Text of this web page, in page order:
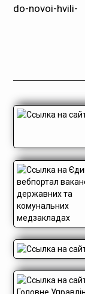
do-novoi-hvili-